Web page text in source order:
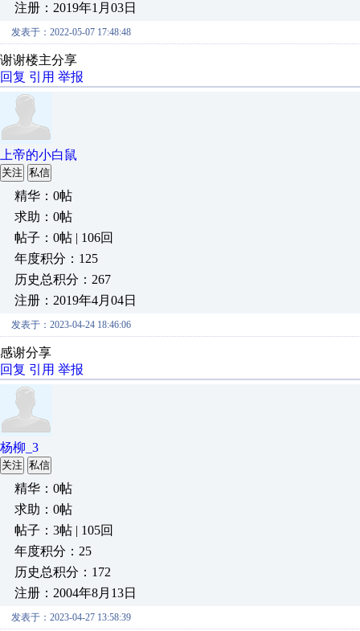
注册：2019年1月03日
发表于：2022-05-07 17:48:48
谢谢楼主分享
回复 引用 举报
上帝的小白鼠
关注 私信
精华：0帖
求助：0帖
帖子：0帖 | 106回
年度积分：125
历史总积分：267
注册：2019年4月04日
发表于：2023-04-24 18:46:06
感谢分享
回复 引用 举报
杨柳_3
关注 私信
精华：0帖
求助：0帖
帖子：3帖 | 105回
年度积分：25
历史总积分：172
注册：2004年8月13日
发表于：2023-04-27 13:58:39